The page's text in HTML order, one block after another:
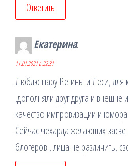
Ответить
Екатерина:
11.01.2021 в 22:31
Люблю пару Регины и Леси, для
,дополняли друг друга и внешне
качество импровизации и
Сейчас чехарда желающих
блогеров , лица не различить,